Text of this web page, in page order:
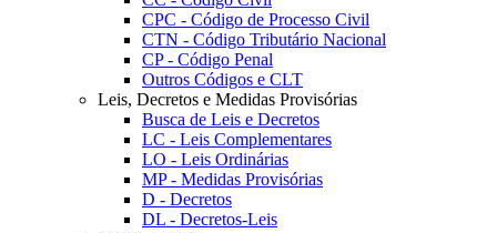
CPC - Código de Processo Civil
CTN - Código Tributário Nacional
CP - Código Penal
Outros Códigos e CLT
Leis, Decretos e Medidas Provisórias
Busca de Leis e Decretos
LC - Leis Complementares
LO - Leis Ordinárias
MP - Medidas Provisórias
D - Decretos
DL - Decretos-Leis